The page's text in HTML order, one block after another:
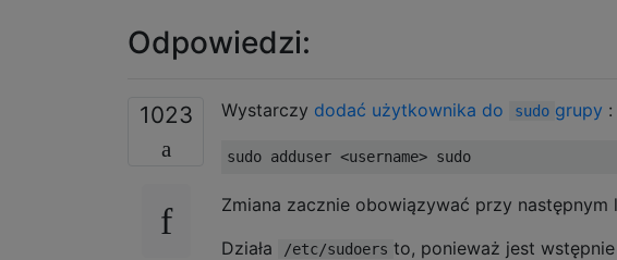
Odpowiedzi:
1023 Wystarczy dodać użytkownika do sudo grupy :
Zmiana zacznie obowiązywać przy
Działa
/etc/sudoers to, ponieważ jest